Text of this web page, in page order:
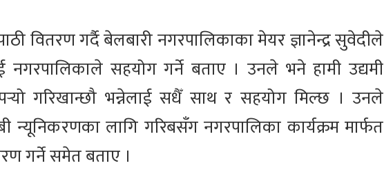
वितरण गर्दै बेलबारी नगरपालिकाका मेयर ज्ञानेन्द्र सुवेदीले
नगरपालिकाले सहयोग गर्ने बताए । उनले भने हामी उद्यमी
गरिखान्छौ भन्नेलाई सधैँ साथ र सहयोग मिल्छ । उनले
न्यूनिकरणका लागि गरिबसँग नगरपालिका कार्यक्रम मार्फत
गर्ने समेत बताए ।